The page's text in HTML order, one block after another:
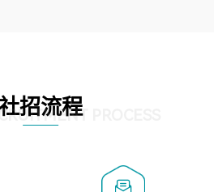
程。Jenkins工具使用；
如mysql、nginx等；
招流程PROCESS